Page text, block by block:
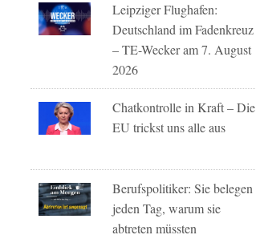
Leipziger Flughafen:
Deutschland im Fadenkreuz
– TE-Wecker am 7. August
2026
Chatkontrolle in Kraft – Die
EU trickst uns alle aus
Berufspolitiker: Sie belegen
jeden Tag, warum sie
abtreten müssten